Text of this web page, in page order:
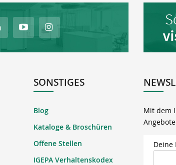
SONSTIGES
Blog
Kataloge & Broschüren
Offene Stellen
IGEPA Verhaltenskodex
Mit dem
Deine